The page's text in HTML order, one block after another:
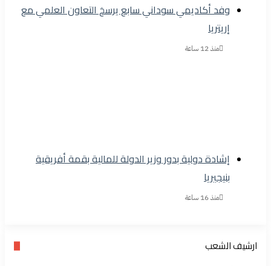
وفد أكاديمي سوداني سابع يرسخ التعاون العلمي مع
إريتريا
منذ 12 ساعة
إشادة دولية بدور وزير الدولة للمالية بقمة أفريقية
بنيجيريا
منذ 16 ساعة
ارشيف الشعب